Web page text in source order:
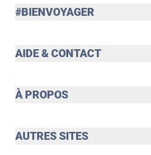
#BIENVOYAGER
AIDE & CONTACT
À PROPOS
AUTRES SITES